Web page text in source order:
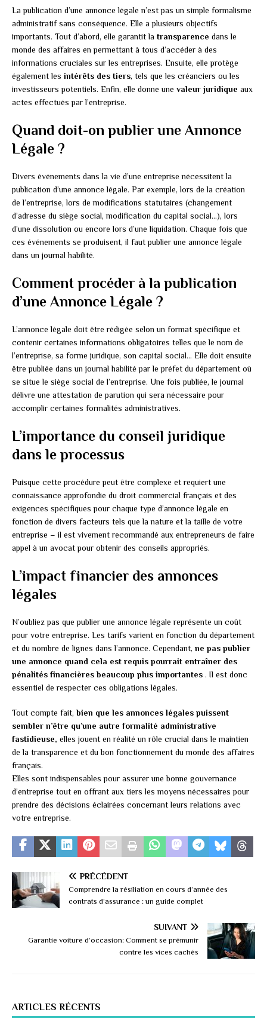
La publication d’une annonce légale n’est pas un simple formalisme
administratif sans conséquence. Elle a plusieurs objectifs
importants. Tout d’abord, elle garantit la transparence dans le
monde des affaires en permettant à tous d’accéder à des
informations cruciales sur les entreprises. Ensuite, elle protège
également les intérêts des tiers, tels que les créanciers ou les
investisseurs potentiels. Enfin, elle donne une valeur juridique aux
actes effectués par l’entreprise.
Quand doit-on publier une Annonce
Légale ?
Divers événements dans la vie d’une entreprise nécessitent la
publication d’une annonce légale. Par exemple, lors de la création
de l’entreprise, lors de modifications statutaires (changement
d’adresse du siège social, modification du capital social…), lors
d’une dissolution ou encore lors d’une liquidation. Chaque fois que
ces événements se produisent, il faut publier une annonce légale
dans un journal habilité.
Comment procéder à la publication
d’une Annonce Légale ?
L’annonce légale doit être rédigée selon un format spécifique et
contenir certaines informations obligatoires telles que le nom de
l’entreprise, sa forme juridique, son capital social… Elle doit ensuite
être publiée dans un journal habilité par le préfet du département où
se situe le siège social de l’entreprise. Une fois publiée, le journal
délivre une attestation de parution qui sera nécessaire pour
accomplir certaines formalités administratives.
L’importance du conseil juridique
dans le processus
Puisque cette procédure peut être complexe et requiert une
connaissance approfondie du droit commercial français et des
exigences spécifiques pour chaque type d’annonce légale en
fonction de divers facteurs tels que la nature et la taille de votre
entreprise – il est vivement recommandé aux entrepreneurs de faire
appel à un avocat pour obtenir des conseils appropriés.
L’impact financier des annonces
légales
N’oubliez pas que publier une annonce légale représente un coût
pour votre entreprise. Les tarifs varient en fonction du département
et du nombre de lignes dans l’annonce. Cependant, ne pas publier
une annonce quand cela est requis pourrait entraîner des
pénalités financières beaucoup plus importantes . Il est donc
essentiel de respecter ces obligations légales.
Tout compte fait, bien que les annonces légales puissent
sembler n’être qu’une autre formalité administrative
fastidieuse, elles jouent en réalité un rôle crucial dans le maintien
de la transparence et du bon fonctionnement du monde des affaires
français.
Elles sont indispensables pour assurer une bonne gouvernance
d’entreprise tout en offrant aux tiers les moyens nécessaires pour
prendre des décisions éclairées concernant leurs relations avec
votre entreprise.
PRÉCÉDENT
Comprendre la résiliation en cours d’année des
contrats d’assurance : un guide complet
SUIVANT
Garantie voiture d’occasion: Comment se prémunir
contre les vices cachés
ARTICLES RÉCENTS